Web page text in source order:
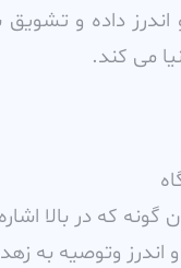
داده و تشويق
مى کند.
گونه که در بالا
اندرز وتوصيه به